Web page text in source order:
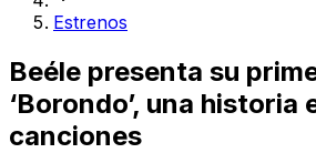
Estrenos
Beéle presenta su
‘Borondo’, una historia
canciones